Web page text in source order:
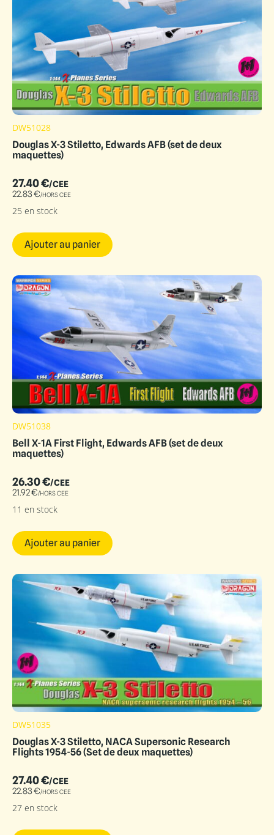
DW51028
Douglas X-3 Stiletto, Edwards AFB (set de deux
maquettes)
27.40€/CEE
22.83€/HORS CEE
25 en stock
Ajouter au panier
DW51038
Bell X-1A First Flight, Edwards AFB (set de deux
maquettes)
26.30€/CEE
21.92€/HORS CEE
11 en stock
Ajouter au panier
DW51035
Douglas X-3 Stiletto, NACA Supersonic Research
Flights 1954-56 (Set de deux maquettes)
27.40€/CEE
22.83€/HORS CEE
27 en stock